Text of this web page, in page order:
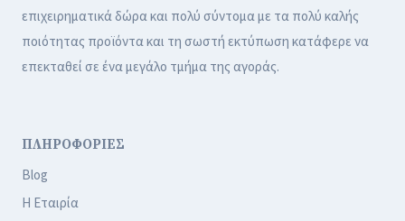
επιχειρηματικά δώρα και πολύ σύντομα με τα πολύ καλής
ποιότητας προϊόντα και τη σωστή εκτύπωση κατάφερε να
επεκταθεί σε ένα μεγάλο τμήμα της αγοράς.
ΠΛΗΡΟΦΟΡΙΕΣ
Blog
Η Εταιρία